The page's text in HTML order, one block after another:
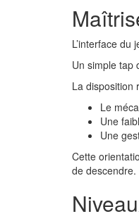
L’interface
Un simple tap
La disposition
Le
Une
Une
Cette
de descendre.